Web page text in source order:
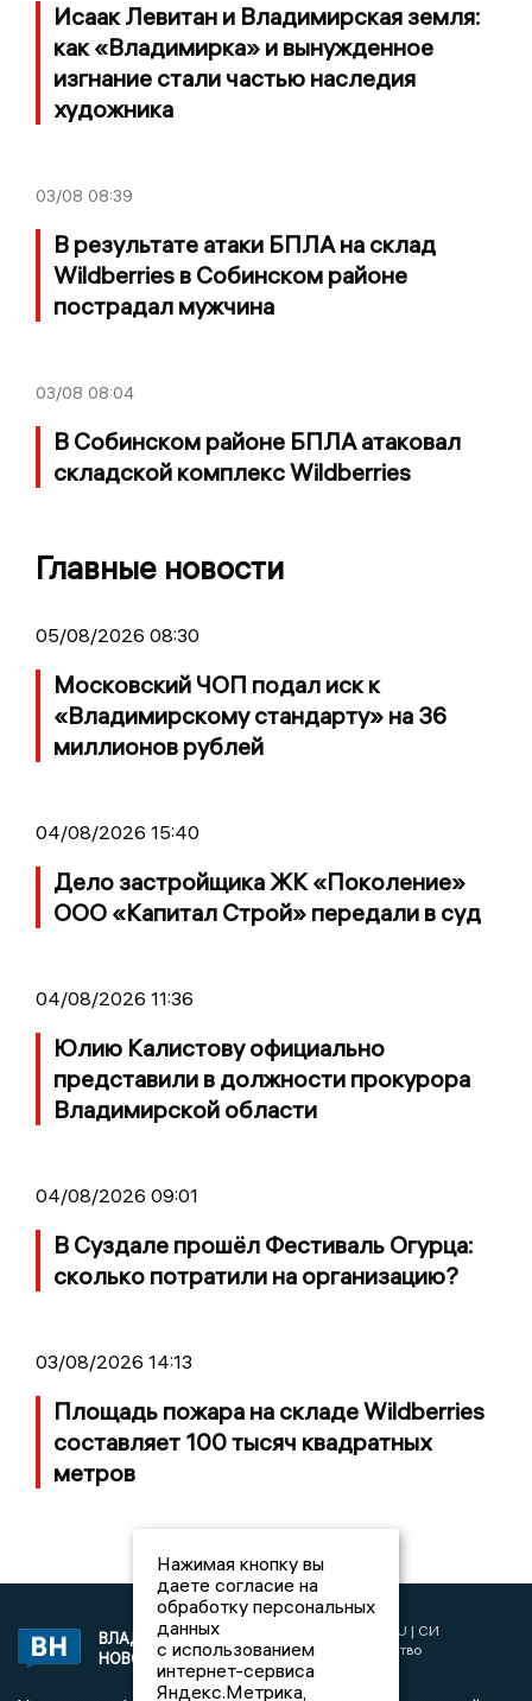
Исаак Левитан и Владимирская земля:
как «Владимирка» и вынужденное
изгнание стали частью наследия
художника
03/08 08:39
В результате атаки БПЛА на склад
Wildberries в Собинском районе
пострадал мужчина
03/08 08:04
В Собинском районе БПЛА атаковал
складской комплекс Wildberries
Главные новости
05/08/2026 08:30
Московский ЧОП подал иск к
«Владимирскому стандарту» на 36
миллионов рублей
04/08/2026 15:40
Дело застройщика ЖК «Поколение»
ООО «Капитал Строй» передали в суд
04/08/2026 11:36
Юлию Калистову официально
представили в должности прокурора
Владимирской области
04/08/2026 09:01
В Суздале прошёл Фестиваль Огурца:
сколько потратили на организацию?
03/08/2026 14:13
Площадь пожара на складе Wildberries
составляет 100 тысяч квадратных
метров
ВЛАДИМИРСКИЕ
НОВОСТИ
2017 © NEWSVLADIMIR.RU | СИ
«Информационное агентство
Владимирские новости»
Нажимая кнопку вы
даете согласие на
обработку персональных
данных
с использованием
интернет-сервиса
Яндекс.Метрика,